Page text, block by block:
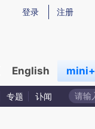
登录 注册
English mini+
专题 讣闻